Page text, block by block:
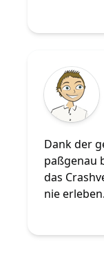
Dank der
paßgenau
das
nie erleben.